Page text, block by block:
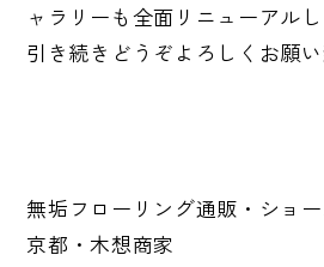
ャラリーも全面リニューアル
引き続きどうぞよろしくお願い
無垢フローリング通販・ショ
京都・木想商家